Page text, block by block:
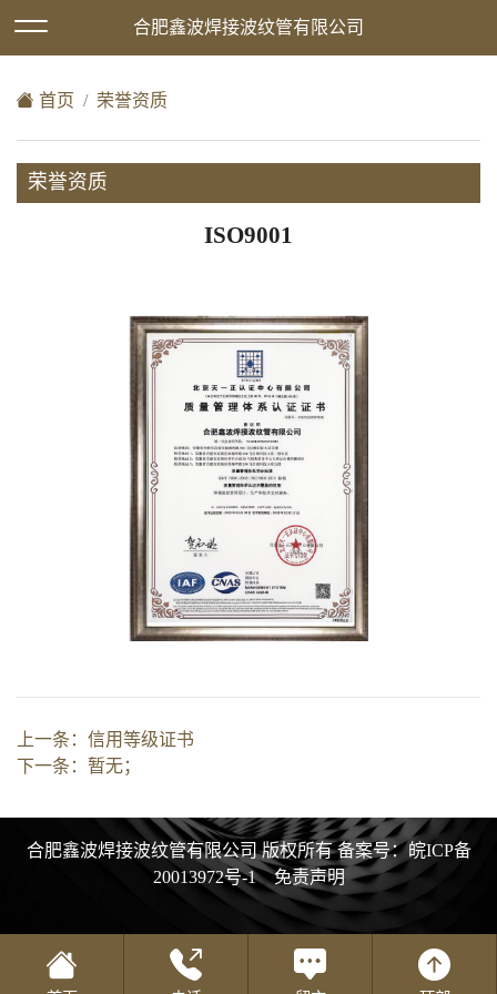
欢迎访问合肥鑫波焊接波纹管有限公司网站！
合肥鑫波焊接波纹管有限公司
首页 荣誉资质
荣誉资质
ISO9001
上一条： 信用等级证书
下一条： 暂无；
合肥鑫波焊接波纹管有限公司 版权所有备案号：皖ICP备
20013972号-1免责声明